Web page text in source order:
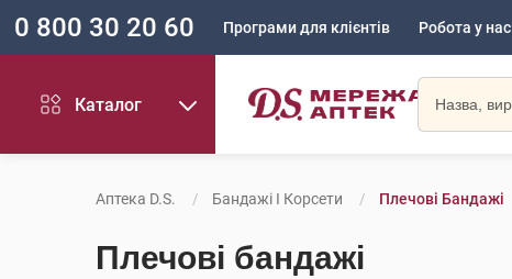
0 800 30 20 60 Програми для клієнтів Робота у нас
Каталог
Аптека D.S. Бандажі І Корсети Плечові Бандажі
Плечові бандажі